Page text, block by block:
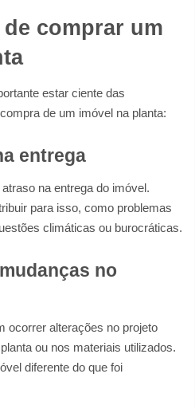
comprar um
estar ciente das
de um imóvel na planta:
entrega
na entrega do imóvel.
para isso, como problemas
climáticas ou burocráticas.
no
ocorrer alterações no projeto
ou nos materiais utilizados.
diferente do que foi